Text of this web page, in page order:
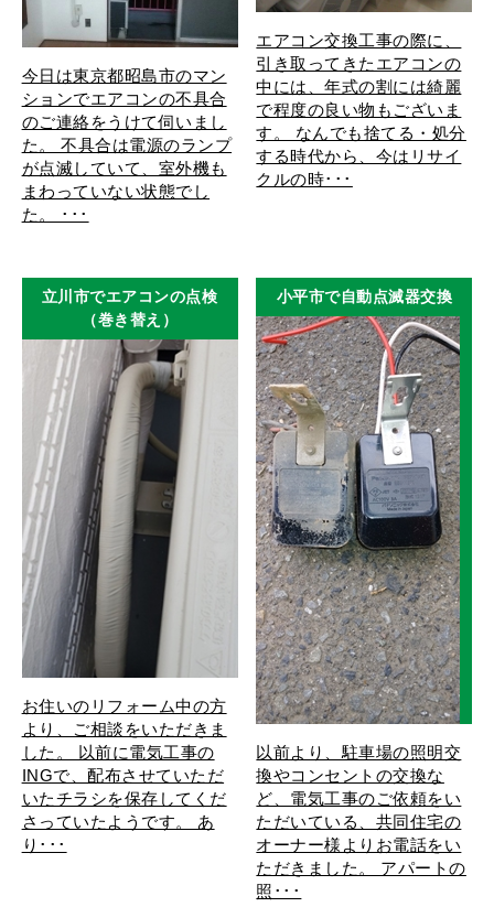
今日は東京都昭島市のマン
ションでエアコンの不具合
のご連絡をうけて伺いまし
た。 不具合は電源のランプ
が点滅していて、室外機も
まわっていない状態でし
た。 ･･･
エアコン交換工事の際に、
引き取ってきたエアコンの
中には、年式の割には綺麗
で程度の良い物もございま
す。 なんでも捨てる・処分
する時代から、今はリサイ
クルの時･･･
立川市でエアコンの点検
（巻き替え）
お住いのリフォーム中の方
より、ご相談をいただきま
した。 以前に電気工事の
INGで、配布させていただ
いたチラシを保存してくだ
さっていたようです。 あ
り･･･
小平市で自動点滅器交換
以前より、駐車場の照明交
換やコンセントの交換な
ど、電気工事のご依頼をい
ただいている、共同住宅の
オーナー様よりお電話をい
ただきました。 アパートの
照･･･